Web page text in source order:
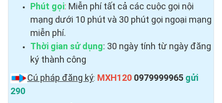
Phút gọi: Miễn phí tất cả các cuộc gọi nội
mạng dưới 10 phút và 30 phút gọi ngoại mạng
miễn phí.
Thời gian sử dụng: 30 ngày tính từ ngày đăng
ký thành công
Cú pháp đăng ký: MXH120 0979999965 gửi
290